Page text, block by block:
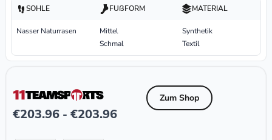
SOHLE
Nasser Naturrasen
FUßFORM
Mittel
Schmal
MATERIAL
Synthetik
Textil
€203.96 - €203.96
Zum Shop